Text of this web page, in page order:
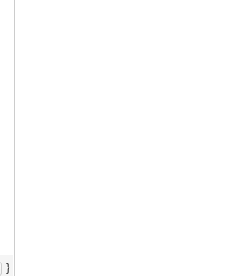
}